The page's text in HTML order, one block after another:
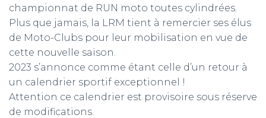
championnat de RUN moto toutes cylindrées.
Plus que jamais, la LRM tient à remercier ses élus
de Moto-Clubs pour leur mobilisation en vue de
cette nouvelle saison.
2023 s’annonce comme étant celle d’un retour à
un calendrier sportif exceptionnel !
Attention ce calendrier est provisoire sous réserve
de modifications.